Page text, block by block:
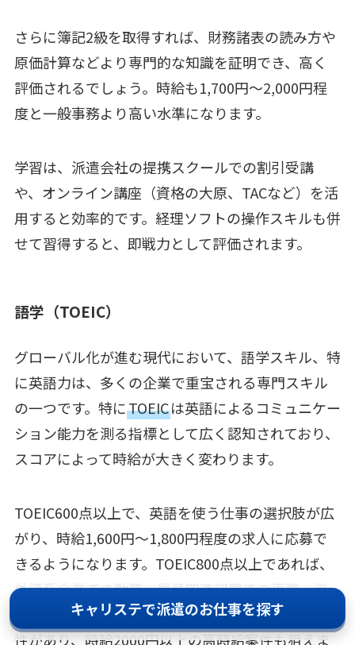
さらに簿記2級を取得すれば、財務諸表の読み方や
原価計算などより専門的な知識を証明でき、高く
評価されるでしょう。時給も1,700円〜2,000円程
度と一般事務より高い水準になります。
学習は、派遣会社の提携スクールでの割引受講
や、オンライン講座（資格の大原、TACなど）を活
用すると効率的です。経理ソフトの操作スキルも併
せて習得すると、即戦力として評価されます。
語学（TOEIC）
グローバル化が進む現代において、語学スキル、特
に英語力は、多くの企業で重宝される専門スキル
の一つです。特にTOEICは英語によるコミュニケー
ション能力を測る指標として広く認知されており、
スコアによって時給が大きく変わります。
TOEIC600点以上で、英語を使う仕事の選択肢が広
がり、時給1,600円〜1,800円程度の求人に応募で
きるようになります。TOEIC800点以上であれば、
外資系企業での勤務、貿易関連部署での事務、海
外営業サポートなど活躍の場を大きく広げる可能
性があり、時給2000円以上の高時給案件も狙えま
キャリステで派遣のお仕事を探す